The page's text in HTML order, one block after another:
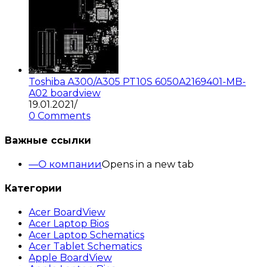
Toshiba A300/A305 PT10S 6050A2169401-MB-
A02 boardview
19.01.2021/
0 Comments
Важные ссылки
О компанииOpens in a new tab
Категории
Acer BoardView
Acer Laptop Bios
Acer Laptop Schematics
Acer Tablet Schematics
Apple BoardView